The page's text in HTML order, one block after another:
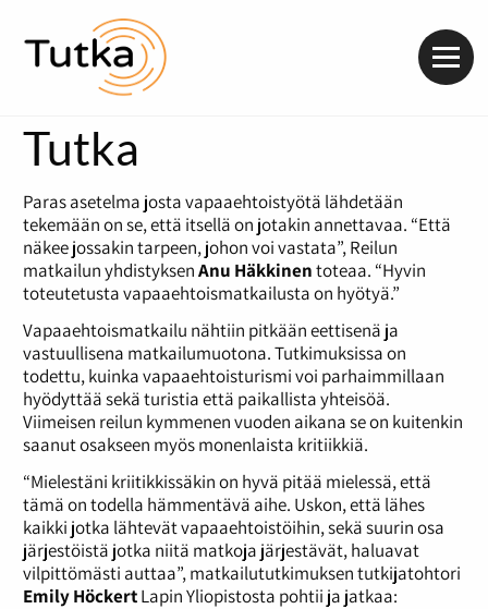
Tutka
Paras asetelma josta vapaaehtoistyötä lähdetään
tekemään on se, että itsellä on jotakin annettavaa. “Että
näkee jossakin tarpeen, johon voi vastata”, Reilun
matkailun yhdistyksenAnu Häkkinentoteaa. “Hyvin
toteutetusta vapaaehtoismatkailusta on hyötyä.”
Vapaaehtoismatkailu nähtiin pitkään eettisenä ja
vastuullisena matkailumuotona. Tutkimuksissa on
todettu, kuinka vapaaehtoisturismi voi parhaimmillaan
hyödyttää sekä turistia että paikallista yhteisöä.
Viimeisen reilun kymmenen vuoden aikana se on kuitenkin
saanut osakseen myös monenlaista kritiikkiä.
“Mielestäni kriitikkissäkin on hyvä pitää mielessä, että
tämä on todella hämmentävä aihe. Uskon, että lähes
kaikki jotka lähtevät vapaaehtoistöihin, sekä suurin osa
järjestöistä jotka niitä matkoja järjestävät, haluavat
vilpittömästi auttaa”, matkailututkimuksen tutkijatohtori
Emily HöckertLapin Yliopistosta pohtii ja jatkaa: